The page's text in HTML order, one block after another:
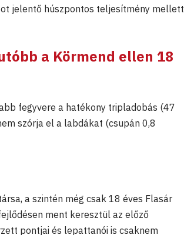
jelentő húszpontos teljesítmény mellett
a Körmend ellen 18
fegyvere a hatékony tripladobás (47
szórja el a labdákat (csupán 0,8
a szintén még csak 18 éves Flasár
ment keresztül az előző
pontjai és lepattanói is csaknem